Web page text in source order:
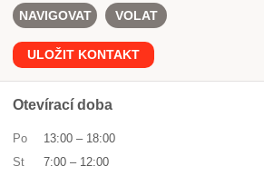
NAVIGOVAT VOLAT
ULOŽIT KONTAKT
Otevírací doba
Po 13:00 – 18:00
St
7:00 – 12:00